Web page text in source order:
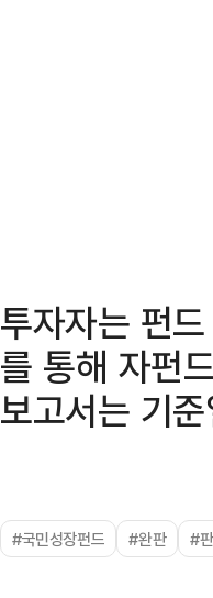
투자자는 펀
를 통해 자펀
보고서는 기
#국민성장펀드 #완판 #